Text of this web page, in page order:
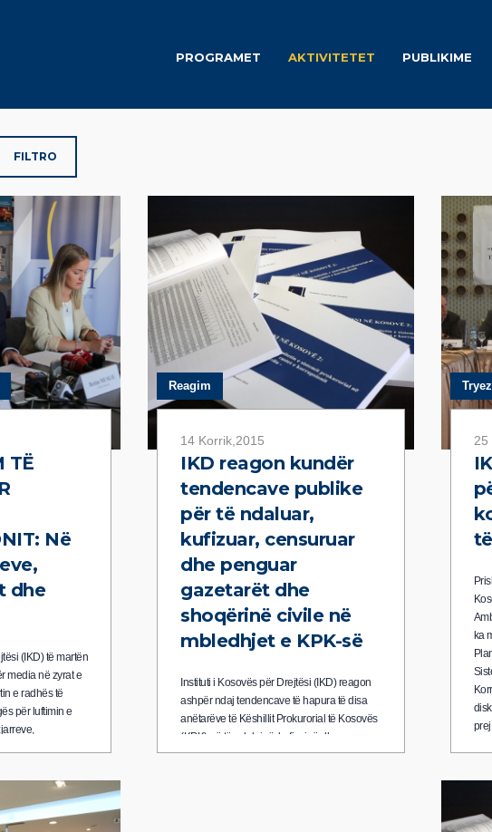
PROGRAMET AKTIVITETET PUBLIKIME
<span>Aktivitete</
FILTRO
TË
Në
dhe
(IKD) të martën
media në zyrat e
e radhës të
për luftimin e
prej hyrjes në
Planit të Veprimit
Reagim
14 Korrik,2015
IKD reagon kundër
tendencave publike
për të ndaluar,
kufizuar, censuruar
dhe penguar
gazetarët dhe
shoqërinë civile në
mbledhjet e KPK-së
Instituti i Kosovës për Drejtësi (IKD) reagon
ashpër ndaj tendencave të hapura të disa
anëtarëve të Këshillit Prokurorial të Kosovës
(KPK) që të ndalojnë, kufizojnë dhe
censurojnë lirinë e shprehjes, lirinë e
25
ka